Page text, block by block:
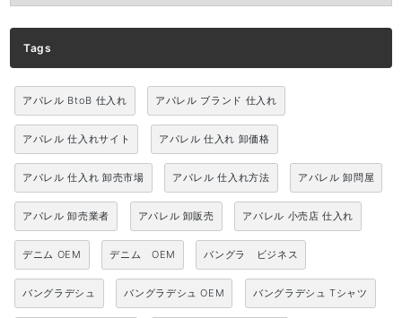
Tags
アパレル BtoB 仕入れ アパレル ブランド 仕入れ
アパレル 仕入れサイト アパレル 仕入れ 卸価格
アパレル 仕入れ 卸売市場 アパレル 仕入れ方法 アパレル 卸問屋
アパレル 卸売業者 アパレル 卸販売 アパレル 小売店 仕入れ
デニム OEM デニム OEM バングラ ビジネス
バングラデシュ バングラデシュ OEM バングラデシュ Tシャツ